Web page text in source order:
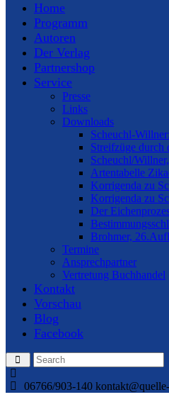
Home
Programm
Autoren
Der Verlag
Partnershop
Service
Presse
Links
Downloads
Scheuchl-
Streifzüge durch
Scheuchl/
Artentabelle
Korrigenda zu
Korrigenda zu
Der
Brohmer,
Termine
Ansprechpartner
Vertretung Buchhandel
Kontakt
Vorschau
Blog
Facebook
06766/903-140